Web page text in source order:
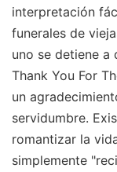
interpretación
funerales de
uno se detiene a
Thank You For
un
servidumbre.
romantizar la
simplemente